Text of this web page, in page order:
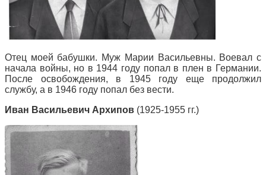
Отец моей бабушки. Муж Марии Васильевны. Воевал с
начала войны, но в 1944 году попал в плен в Германии.
После освобождения, в 1945 году еще продолжил
службу, а в 1946 году попал без вести.
Иван Васильевич Архипов (1925-1955 гг.)